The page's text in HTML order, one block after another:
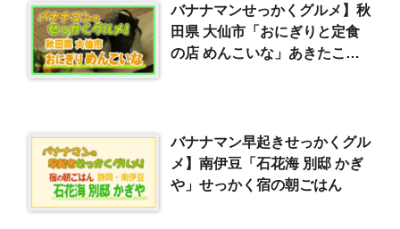
バナナマンせっかくグルメ】秋
田県 大仙市「おにぎりと定食
の店 めんこいな」あきたこま
バナナマン早起きせっかくグル
メ】南伊豆「石花海 別邸 かぎ
や」せっかく宿の朝ごはん